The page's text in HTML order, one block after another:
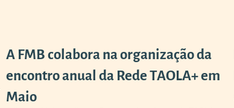
A FMB colabora na organização da
encontro anual da Rede TAOLA+ em
Maio